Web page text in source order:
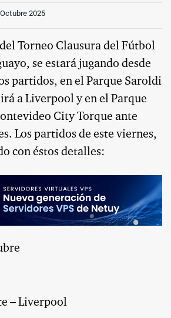
2025
Torneo Clausura del Fútbol
se estará jugando desde
partidos, en el Parque Saroldi
a Liverpool y en el Parque
City Torque ante
Los partidos de este viernes,
con éstos detalles:
– Liverpool